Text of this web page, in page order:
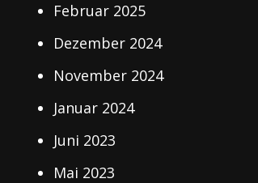
Februar 2025
Dezember 2024
November 2024
Januar 2024
Juni 2023
Mai 2023